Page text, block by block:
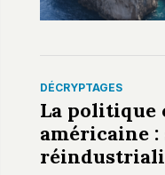
DÉCRYPTAGES
La politique
américaine :